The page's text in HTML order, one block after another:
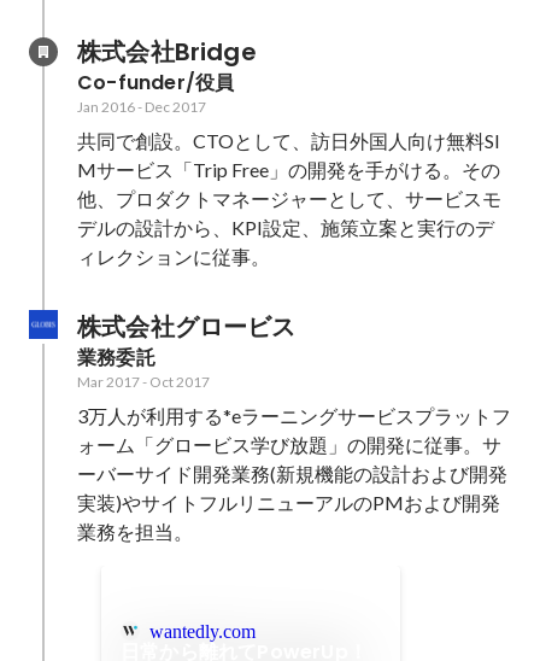
株式会社Bridge
Co-funder/役員
Jan 2016- Dec 2017
共同で創設。CTOとして、訪日外国人向け無料SI
Mサービス「Trip Free」の開発を手がける。その
他、プロダクトマネージャーとして、サービスモ
デルの設計から、KPI設定、施策立案と実行のデ
ィレクションに従事。
株式会社グロービス
業務委託
Mar 2017- Oct 2017
3万人が利用する*eラーニングサービスプラットフ
ォーム「グロービス学び放題」の開発に従事。サ
ーバーサイド開発業務(新規機能の設計および開発
実装)やサイトフルリニューアルのPMおよび開発
業務を担当。
wantedly.com